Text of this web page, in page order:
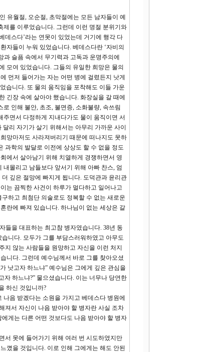
유월절, 오순절, 초막절에는 모든 남자들이 예
를 이루었습니다. 그런데 이런 명절 분위기와
데스다’라는 연못이 있었는데 거기에 행각 다
자들이 누워 있었습니다. 베데스다란 ‘자비의
슬픔 속에서 무기력과 고독과 운명주의에
모여 있었습니다. 그들의 유일한 희망은 물의
먼저 들어가는 자는 어떤 병에 걸렸든지 낫게
습니다. 또 물의 움직임을 포착해도 이들 가운
긴장 속에 살아야 했습니다. 화장실을 갈 때에
인해 불안, 초조, 불면증, 소화불량, 속쓰림
면서 다정하게 지내다가도 물이 움직이면 서
리 자기가 살기 위해서는 아무리 가까운 사이
망마저도 사라져버리기 때문에 떠나지도 못하
과학의 발달로 이전에 상상도 할 수 없을 정도
에서 살아남기 위해 치열하게 경쟁하면서 영
몰리고 남들보다 앞서기 위해 아빠 찬스, 엄
깊은 절망에 빠지게 됩니다. 도덕관과 윤리관
는 끔찍한 사건이 하루가 멀다하고 일어나고
하고 최첨단 의술로도 정복할 수 없는 새로운
란에 빠져 있습니다. 하나님이 없는 세상은 갈
들을 대표하는 최고참 병자였습니다. 38년 동
니다. 모두가 그를 부담스러워하였고 아무도
않는 사람들을 원망하고 자신을 이런 처지
니다. 그런데 예수님께서 바로 그를 찾아오셨
낫고자 하느냐” 예수님은 그에게 깊은 관심을
하느냐?” 물으셨습니다. 이는 너무나 당연한
하신 것입니까?
음 받겠다는 소원을 가지고 베데스다 병원에
져서 자신이 나음 받아야 할 병자란 사실 조차
게는 다른 어떤 것보다도 나음 받아야 할 병자
서 못에 들어가기 위해 여러 번 시도하였지만
꼈을 것입니다. 이로 인해 그에게는 해도 안된